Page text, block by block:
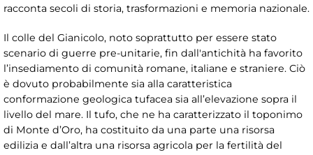
racconta secoli di storia, trasformazioni e memoria nazionale.
Il colle del Gianicolo, noto soprattutto per essere stato
scenario di guerre pre-unitarie, fin dall'antichità ha favorito
l’insediamento di comunità romane, italiane e straniere. Ciò
è dovuto probabilmente sia alla caratteristica
conformazione geologica tufacea sia all’elevazione sopra il
livello del mare. Il tufo, che ne ha caratterizzato il toponimo
di Monte d’Oro, ha costituito da una parte una risorsa
edilizia e dall’altra una risorsa agricola per la fertilità del